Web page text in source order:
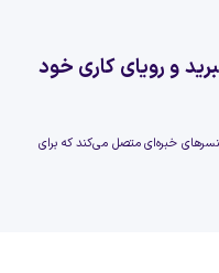
و رویای کاری خود
خبره‌ای متصل می‌کند که برای